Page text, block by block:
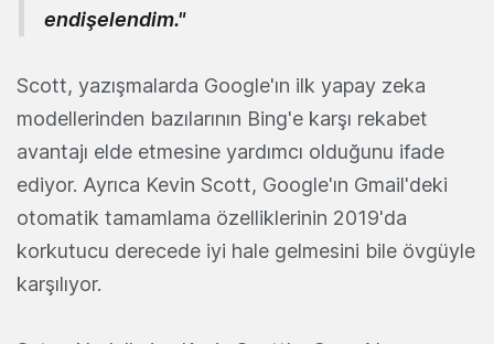
endişelendim."
Scott, yazışmalarda Google'ın ilk yapay zeka
modellerinden bazılarının Bing'e karşı rekabet
avantajı elde etmesine yardımcı olduğunu ifade
ediyor. Ayrıca Kevin Scott, Google'ın Gmail'deki
otomatik tamamlama özelliklerinin 2019'da
korkutucu derecede iyi hale gelmesini bile övgüyle
karşılıyor.